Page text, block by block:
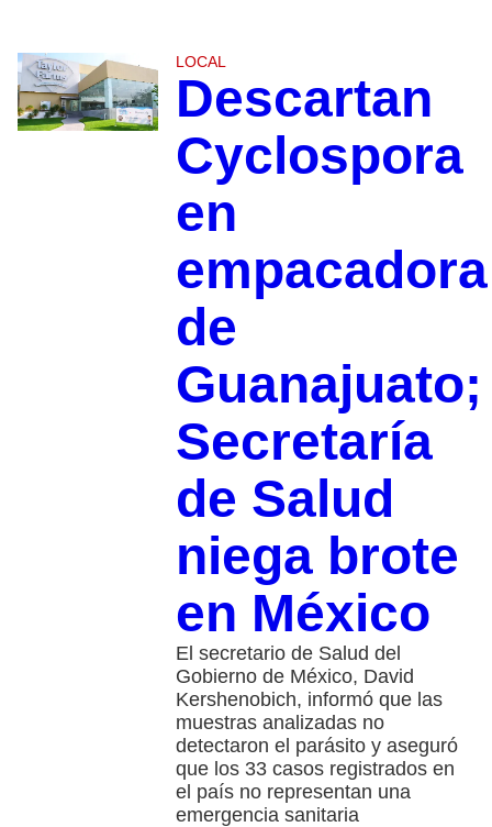
LOCAL
Descartan
Cyclospora
en
empacadora
de
Guanajuato;
Secretaría
de Salud
niega brote
en México
El secretario de Salud del
Gobierno de México, David
Kershenobich, informó que las
muestras analizadas no
detectaron el parásito y aseguró
que los 33 casos registrados en
el país no representan una
emergencia sanitaria